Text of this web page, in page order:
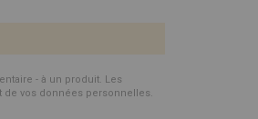
- à un produit. Les
de vos données personnelles.